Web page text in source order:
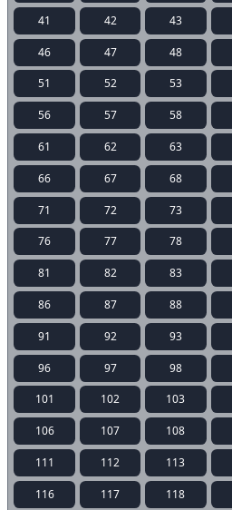
41 42 43
46 47 48
51 52 53
56 57 58
61 62 63
66 67 68
71 72 73
76 77 78
81 82 83
86 87 88
91 92 93
96 97 98
101 102 103
106 107 108
111 112 113
116 117 118